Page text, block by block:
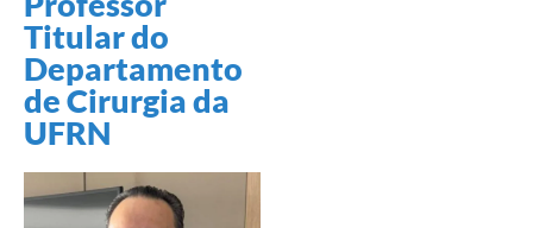
Titular do
Departamento
de Cirurgia da
UFRN